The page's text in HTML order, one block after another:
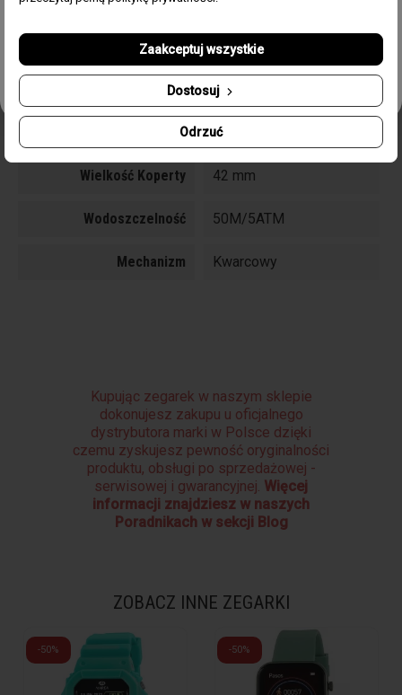
Typ Szkła Mineralne
Funkcje
Datownik, Sekundnik,
Kryształki na tarczy
Wielkość Koperty 42 mm
Wodoszczelność 50M/5ATM
Mechanizm Kwarcowy
Kupując zegarek w naszym sklepie
dokonujesz zakupu u oficjalnego
dystrybutora marki w Polsce dzięki
czemu zyskujesz pewność oryginalności
produktu, obsługi po sprzedażowej -
serwisowej i gwarancyjnej. Więcej
informacji znajdziesz w naszych
Poradnikach w sekcji Blog
ZOBACZ INNE ZEGARKI
-50% -50%
Odrzuć
Dostosuj
Zaakceptuj wszystkie
powyższych danych osobowych w celu otrzymywania
Odbierz swój kupon!